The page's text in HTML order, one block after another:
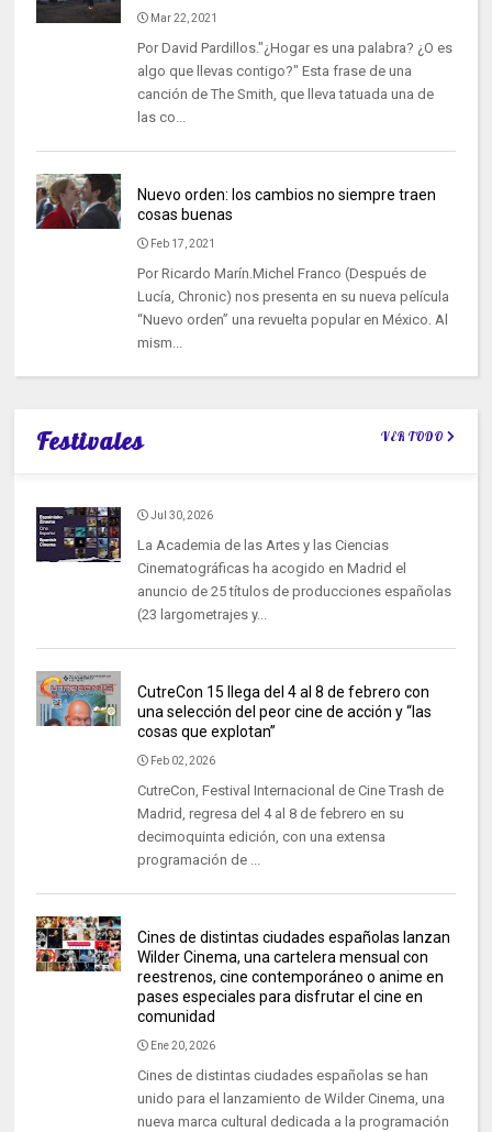
Mar 22, 2021
Por David Pardillos."¿Hogar es una palabra? ¿O es
algo que llevas contigo?" Esta frase de una
canción de The Smith, que lleva tatuada una de
las co...
Nuevo orden: los cambios no siempre traen
cosas buenas
Feb 17, 2021
Por Ricardo Marín.Michel Franco (Después de
Lucía, Chronic) nos presenta en su nueva película
“Nuevo orden” una revuelta popular en México. Al
mism...
Festivales VER TODO
Jul 30, 2026
La Academia de las Artes y las Ciencias
Cinematográficas ha acogido en Madrid el
anuncio de 25 títulos de producciones españolas
(23 largometrajes y...
CutreCon 15 llega del 4 al 8 de febrero con
una selección del peor cine de acción y “las
cosas que explotan”
Feb 02, 2026
CutreCon, Festival Internacional de Cine Trash de
Madrid, regresa del 4 al 8 de febrero en su
decimoquinta edición, con una extensa
programación de ...
Cines de distintas ciudades españolas lanzan
Wilder Cinema, una cartelera mensual con
reestrenos, cine contemporáneo o anime en
pases especiales para disfrutar el cine en
comunidad
Ene 20, 2026
Cines de distintas ciudades españolas se han
unido para el lanzamiento de Wilder Cinema, una
nueva marca cultural dedicada a la programación